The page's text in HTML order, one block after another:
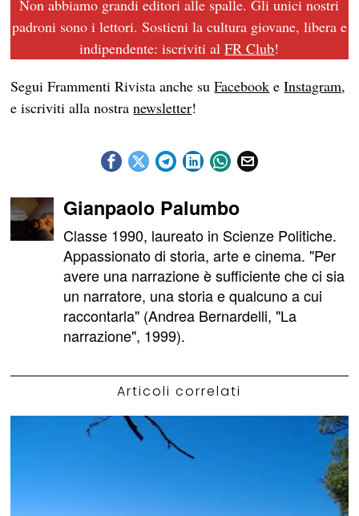
Non abbiamo grandi editori alle spalle. Gli unici nostri
padroni sono i lettori. Sostieni la cultura giovane, libera e
indipendente: iscriviti alFR Club!
Segui Frammenti Rivista anche suFacebook eInstagram,
e iscriviti alla nostranewsletter!
Gianpaolo Palumbo
Classe 1990, laureato in Scienze Politiche.
Appassionato di storia, arte e cinema. "Per
avere una narrazione è sufficiente che ci sia
un narratore, una storia e qualcuno a cui
raccontarla" (Andrea Bernardelli, "La
narrazione", 1999).
Articoli correlati